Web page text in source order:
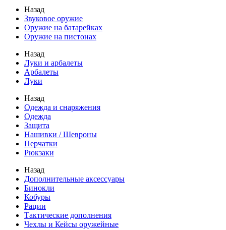
Назад
Звуковое оружие
Оружие на батарейках
Оружие на пистонах
Назад
Луки и арбалеты
Арбалеты
Луки
Назад
Одежда и снаряжения
Одежда
Защита
Нашивки / Шевроны
Перчатки
Рюкзаки
Назад
Дополнительные аксессуары
Бинокли
Кобуры
Рации
Тактические дополнения
Чехлы и Кейсы оружейные